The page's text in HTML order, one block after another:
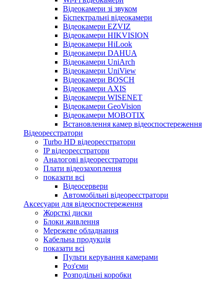
Відеокамери зі звуком
Біспектральні відеокамери
Відеокамери EZVIZ
Відеокамери HIKVISION
Відеокамери HiLook
Відеокамери DAHUA
Відеокамери UniArch
Відеокамери UniView
Відеокамери BOSCH
Відеокамери AXIS
Відеокамери WISENET
Відеокамери GeoVision
Відеокамери MOBOTIX
Встановлення камер відеоспостереження
Відеореєстратори
Turbo HD відеореєстратори
IP відеореєстратори
Аналогові відеореєстратори
Плати відеозахоплення
показати всі
Відеосервери
Автомобільні відеореєстратори
Аксесуари для відеоспостереження
Жорсткі диски
Блоки живлення
Мережеве обладнання
Кабельна продукція
показати всі
Пульти керування камерами
Роз'єми
Розподільні коробки